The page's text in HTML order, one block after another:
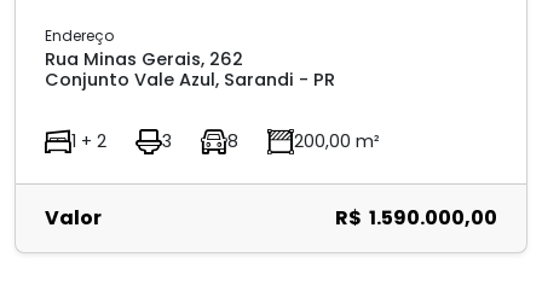
Endereço
Rua Minas Gerais, 262
Conjunto Vale Azul, Sarandi - PR
1 + 2 3 8 200,00 m²
Valor R$ 1.590.000,00